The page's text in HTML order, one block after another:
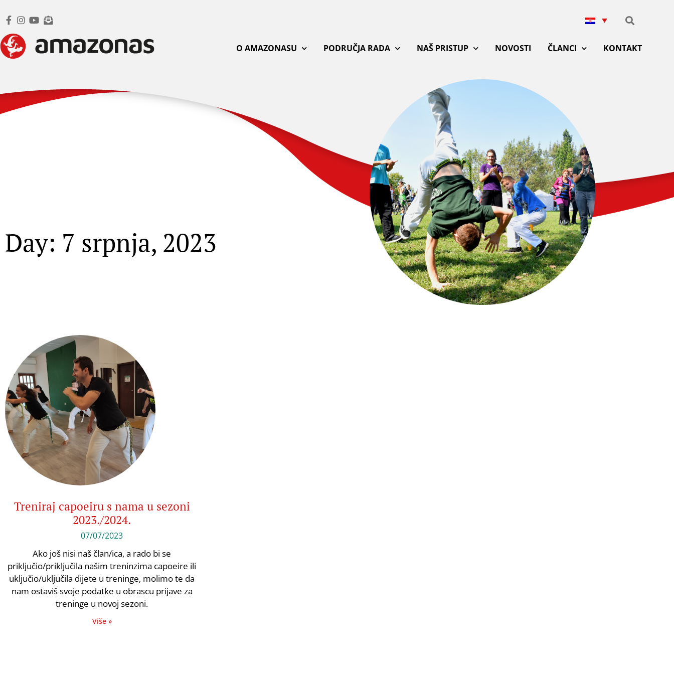
O AMAZONASU PODRUČJA RADA NAŠ PRISTUP NOVOSTI ČLANCI KONTAKT
Day: 7 srpnja, 2023
Treniraj capoeiru s nama u sezoni
2023./2024.
07/07/2023
Ako još nisi naš član/ica, a rado bi se
priključio/priključila našim treninzima capoeire ili
uključio/uključila dijete u treninge, molimo te da
nam ostaviš svoje podatke u obrascu prijave za
treninge u novoj sezoni.
Više »